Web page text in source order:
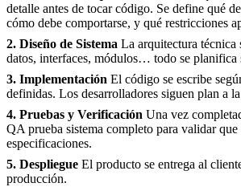
detalle antes de tocar código. Se define qué
cómo debe comportarse, y qué restricciones
2. Diseño de Sistema La arquitectura técnica
datos, interfaces, módulos… todo se planifica
3. Implementación El código se escribe
definidas. Los desarrolladores siguen plan a
4. Pruebas y Verificación Una vez
QA prueba sistema completo para validar que
especificaciones.
5. Despliegue El producto se entrega al
producción.